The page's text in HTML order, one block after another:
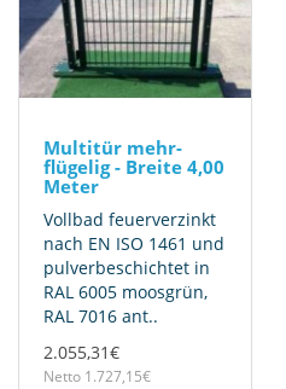
Multitür mehr-
flügelig - Breite 4,00
Meter
Vollbad feuerverzinkt
nach EN ISO 1461 und
pulverbeschichtet in
RAL 6005 moosgrün,
RAL 7016 ant..
2.055,31€
Netto 1.727,15€